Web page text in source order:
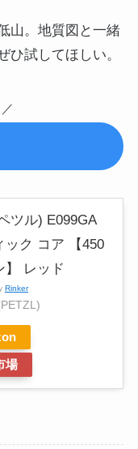
山。地質図と一緒
ひ試してほしい。
ツル) E099GA
ック コア 【450
】 レッド
Rinker
場